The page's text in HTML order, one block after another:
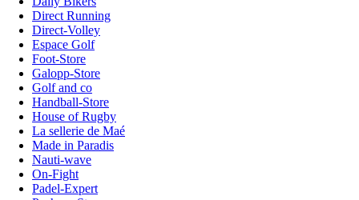
Direct Running
Direct-Volley
Espace Golf
Foot-Store
Galopp-Store
Golf and co
Handball-Store
House of Rugby
La sellerie de Maé
Made in Paradis
Nauti-wave
On-Fight
Padel-Expert